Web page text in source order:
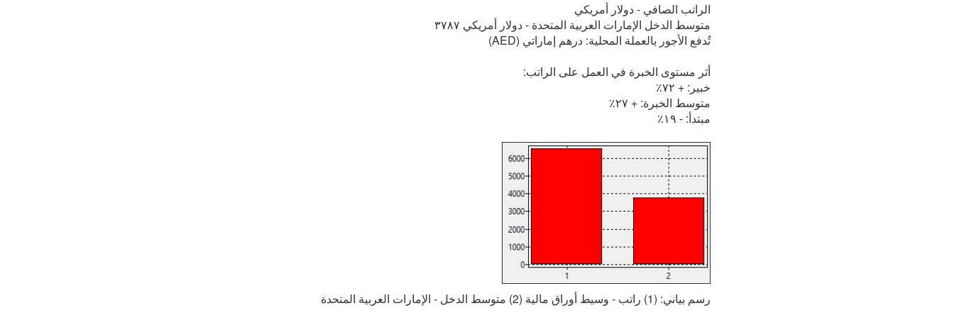
الراتب الصافي - دولار أمريكي
متوسط الدخل الإمارات العربية المتحدة - دولار أمريكي ٣٧٨٧
تُدفع الأجور بالعملة المحلية: درهم إماراتي (AED)
أثر مستوى الخبرة في العمل على الراتب:
خبير: + ٧٢٪
متوسط الخبرة: + ٢٧٪
مبتدأ: - ١٩٪
رسم بياني: (1) راتب - وسيط أوراق مالية (2) متوسط الدخل - الإمارات العربية المتحدة